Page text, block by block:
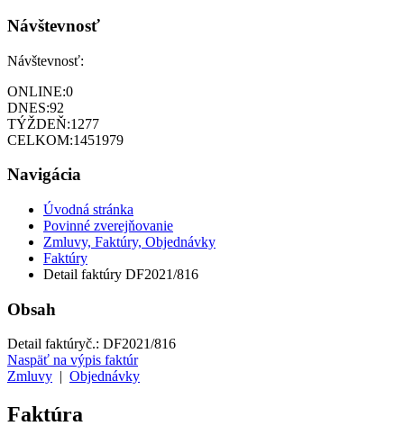
Návštevnosť
Návštevnosť:
ONLINE:0
DNES:92
TÝŽDEŇ:1277
CELKOM:1451979
Navigácia
Úvodná stránka
Povinné zverejňovanie
Zmluvy, Faktúry, Objednávky
Faktúry
Detail faktúry DF2021/816
Obsah
Detail faktúryč.: DF2021/816
Naspäť na výpis faktúr
Zmluvy
Objednávky
Faktúra